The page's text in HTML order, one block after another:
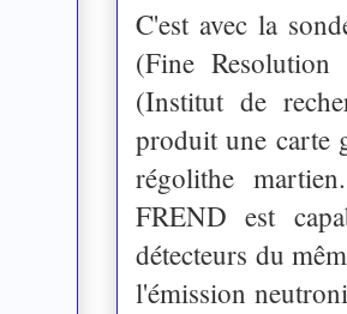
C'est avec la
(Fine
(Institut de
produit une carte
régolithe
FREND est
détecteurs du
l'émission